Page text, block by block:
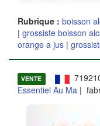
Rubrique : boisson
| grossiste boisson
orange a jus |
VENTE
Essentiel Au Ma |